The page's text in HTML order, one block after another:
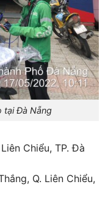
tại Đà Nẵng
Chiểu, TP. Đà
Q. Liên Chiểu,